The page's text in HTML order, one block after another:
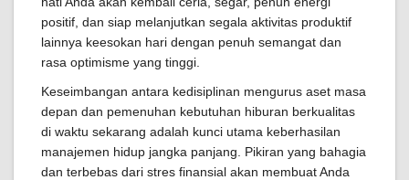
positif, dan siap melanjutkan segala aktivitas produktif
lainnya keesokan hari dengan penuh semangat dan
rasa optimisme yang tinggi.
Keseimbangan antara kedisiplinan mengurus aset masa
depan dan pemenuhan kebutuhan hiburan berkualitas
di waktu sekarang adalah kunci utama keberhasilan
manajemen hidup jangka panjang. Pikiran yang bahagia
dan terbebas dari stres finansial akan membuat Anda